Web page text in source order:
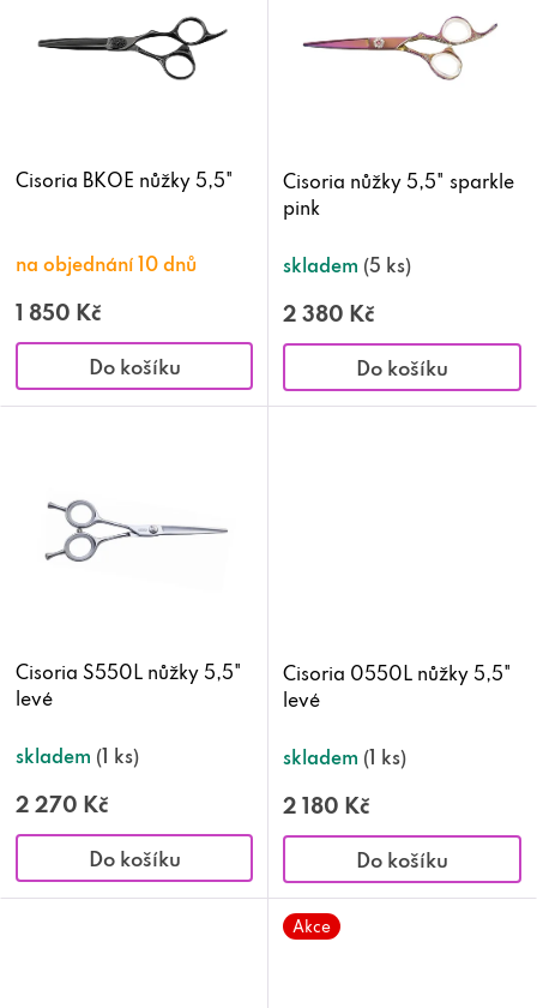
p
o
d
k
Cisoria BKOE nůžky 5,5"
na objednání 10 dnů
1 850 Kč
Do košíku
Cisoria nůžky 5,5" sparkle
pink
skladem (5 ks)
2 380 Kč
Do košíku
Cisoria S550L nůžky 5,5"
levé
skladem (1 ks)
2 270 Kč
Do košíku
Cisoria 0550L nůžky 5,5"
levé
skladem (1 ks)
2 180 Kč
Do košíku
Akce